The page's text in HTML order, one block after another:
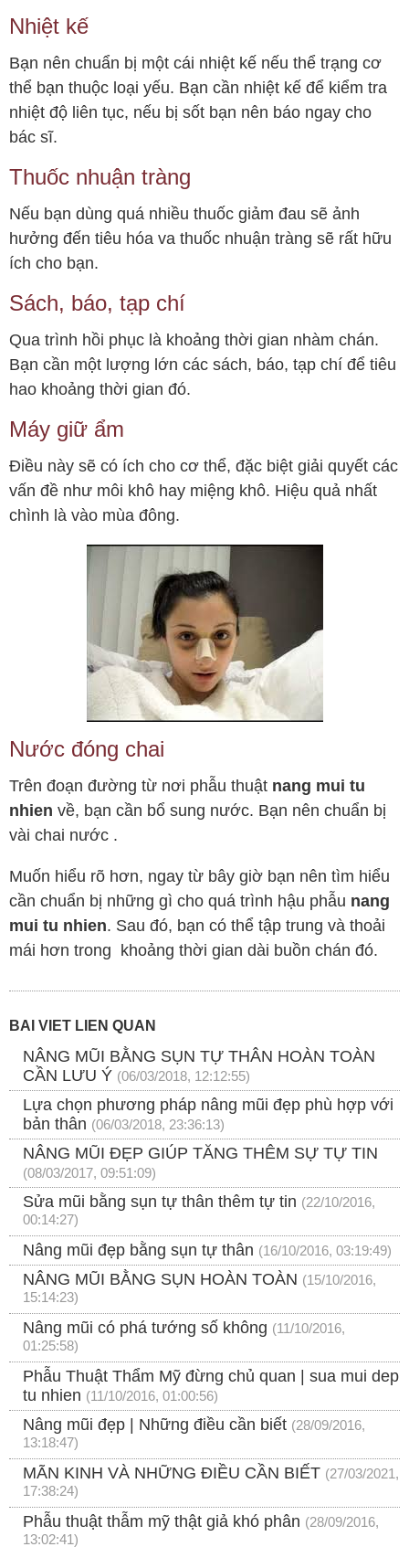
Nhiệt kế
Bạn nên chuẩn bị một cái nhiệt kế nếu thể trạng cơ
thể bạn thuộc loại yếu. Bạn cần nhiệt kế để kiểm tra
nhiệt độ liên tục, nếu bị sốt bạn nên báo ngay cho
bác sĩ.
Thuốc nhuận tràng
Nếu bạn dùng quá nhiều thuốc giảm đau sẽ ảnh
hưởng đến tiêu hóa va thuốc nhuận tràng sẽ rất hữu
ích cho bạn.
Sách, báo, tạp chí
Qua trình hồi phục là khoảng thời gian nhàm chán.
Bạn cần một lượng lớn các sách, báo, tạp chí để tiêu
hao khoảng thời gian đó.
Máy giữ ẩm
Điều này sẽ có ích cho cơ thể, đặc biệt giải quyết các
vấn đề như môi khô hay miệng khô. Hiệu quả nhất
chình là vào mùa đông.
Nước đóng chai
Trên đoạn đường từ nơi phẫu thuật nang mui tu
nhien về, bạn cần bổ sung nước. Bạn nên chuẩn bị
vài chai nước .
Muốn hiểu rõ hơn, ngay từ bây giờ bạn nên tìm hiểu
cần chuẩn bị những gì cho quá trình hậu phẫu nang
mui tu nhien. Sau đó, bạn có thể tập trung và thoải
mái hơn trong khoảng thời gian dài buồn chán đó.
BÀI VIẾT LIÊN QUAN
NÂNG MŨI BẰNG SỤN TỰ THÂN HOÀN TOÀN
CẦN LƯU Ý (06/03/2018, 12:12:55)
Lựa chọn phương pháp nâng mũi đẹp phù hợp với
bản thân (06/03/2018, 23:36:13)
NÂNG MŨI ĐẸP GIÚP TĂNG THÊM SỰ TỰ TIN
(08/03/2017, 09:51:09)
Sửa mũi bằng sụn tự thân thêm tự tin (22/10/2016,
00:14:27)
Nâng mũi đẹp bằng sụn tự thân (16/10/2016, 03:19:49)
NÂNG MŨI BẰNG SỤN HOÀN TOÀN (15/10/2016,
15:14:23)
Nâng mũi có phá tướng số không (11/10/2016,
01:25:58)
Phẫu Thuật Thẩm Mỹ đừng chủ quan | sua mui dep
tu nhien (11/10/2016, 01:00:56)
Nâng mũi đẹp | Những điều cần biết (28/09/2016,
13:18:47)
MÃN KINH VÀ NHỮNG ĐIỀU CẦN BIẾT (27/03/2021,
17:38:24)
Phẫu thuật thẫm mỹ thật giả khó phân (28/09/2016,
13:02:41)